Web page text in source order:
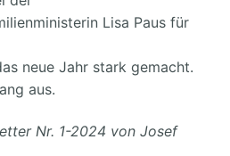
Lisa Paus für
neue Jahr stark gemacht.
aus.
Nr. 1-2024 von Josef